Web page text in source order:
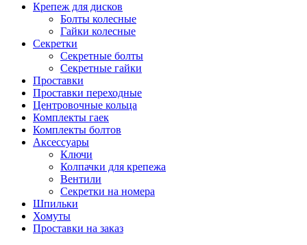
Крепеж для дисков
Болты колесные
Гайки колесные
Секретки
Секретные болты
Секретные гайки
Проставки
Проставки переходные
Центровочные кольца
Комплекты гаек
Комплекты болтов
Аксессуары
Ключи
Колпачки для крепежа
Вентили
Секретки на номера
Шпильки
Хомуты
Проставки на заказ